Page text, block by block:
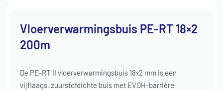
Vloerverwarmingsbuis PE-RT 18×2
200m
De PE-RT II vloerverwarmingsbuis 18×2 mm is een
vijflaags, zuurstofdichte buis met EVOH-barrière